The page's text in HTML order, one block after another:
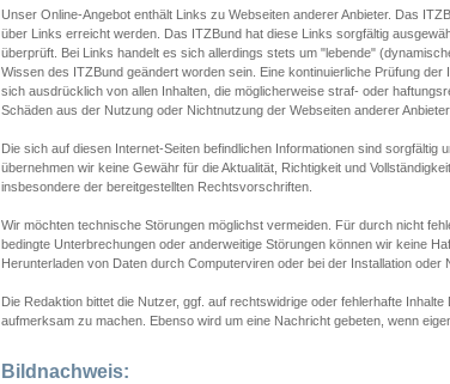
Unser Online-Angebot enthält Links zu Webseiten anderer Anbieter. Das
über Links erreicht werden. Das ITZBund hat diese Links sorgfältig
überprüft. Bei Links handelt es sich allerdings stets um "lebende"
Wissen des ITZBund geändert worden sein. Eine kontinuierliche Prüfung
sich ausdrücklich von allen Inhalten, die möglicherweise straf- oder
Schäden aus der Nutzung oder Nichtnutzung der Webseiten anderer
Die sich auf diesen Internet-Seiten befindlichen Informationen sind
übernehmen wir keine Gewähr für die Aktualität, Richtigkeit und
insbesondere der bereitgestellten Rechtsvorschriften.
Wir möchten technische Störungen möglichst vermeiden. Für durch nicht
bedingte Unterbrechungen oder anderweitige Störungen können wir keine
Herunterladen von Daten durch Computerviren oder bei der Installation
Die Redaktion bittet die Nutzer, ggf. auf rechtswidrige oder fehlerhafte
aufmerksam zu machen. Ebenso wird um eine Nachricht gebeten, wenn
Bildnachweis: